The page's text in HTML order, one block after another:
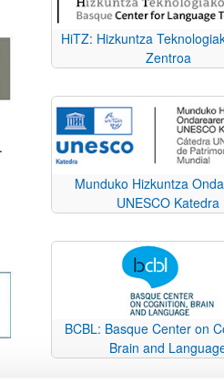
HiTZ: Hizkuntza
Zentroa
Munduko Hizkuntza
UNESCO Katedra
BCBL: Basque Center on
Brain and